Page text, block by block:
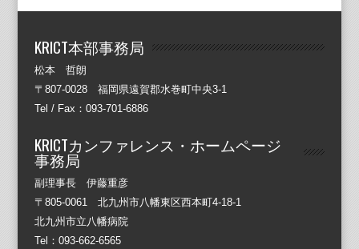
KRICT本部事務局
松本 哲朗
〒807-0028 福岡県遠賀郡水巻町中央3-1
Tel / Fax：093-701-6886
KRICTカンファレンス・ホームページ
事務局
副理事長 伊藤重彦
〒805-0061 北九州市八幡東区西本町4-18-1
北九州市立八幡病院
Tel：093-662-6565